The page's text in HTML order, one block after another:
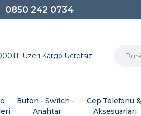
0850 242 0734
Üzeri Kargo Ücretsiz
Buton - Switch -
Anahtar
Cep Telefonu &
Aksesuarları